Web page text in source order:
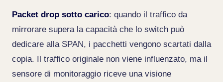
Packet drop sotto carico: quando il traffico da
mirrorare supera la capacità che lo switch può
dedicare alla SPAN, i pacchetti vengono scartati dalla
copia. Il traffico originale non viene influenzato, ma il
sensore di monitoraggio riceve una visione